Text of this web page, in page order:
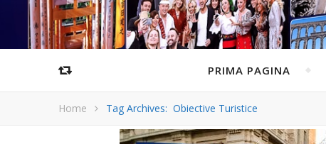
PRIMA PAGINA
Home Tag Archives: Obiective Turistice